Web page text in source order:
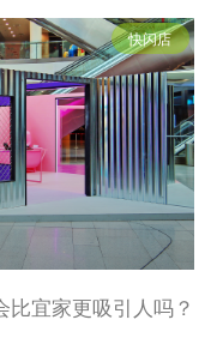
快闪店
比宜家更吸引人吗？